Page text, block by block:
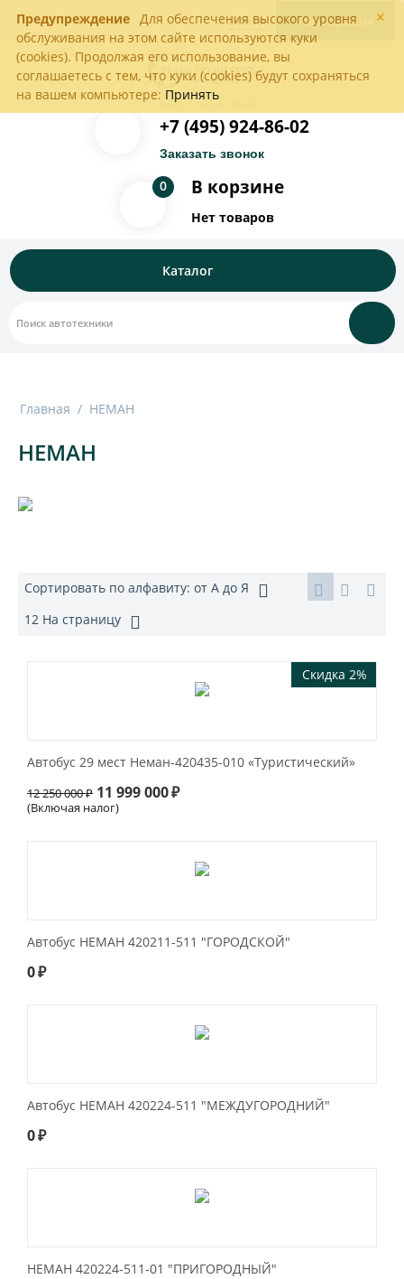
×
Предупреждение Для обеспечения высокого уровня
обслуживания на этом сайте используются куки
(cookies). Продолжая его использование, вы
соглашаетесь с тем, что куки (cookies) будут сохраняться
на вашем компьютере: Принять
Войти Регистрация
Пн-Пт с 9:00 до 18:00
+7 (495) 924-86-02
Заказать звонок
В корзине
0
Нет товаров
Каталог
Главная / НЕМАН
НЕМАН
Сортировать по алфавиту: от А до Я
12 На страницу
Скидка 2%
Автобус 29 мест Неман-420435-010 «Туристический»
12 250 000₽ 11 999 000₽
(Включая налог)
Автобус НЕМАН 420211-511 "ГОРОДСКОЙ"
0₽
Автобус НЕМАН 420224-511 "МЕЖДУГОРОДНИЙ"
0₽
НЕМАН 420224-511-01 "ПРИГОРОДНЫЙ"